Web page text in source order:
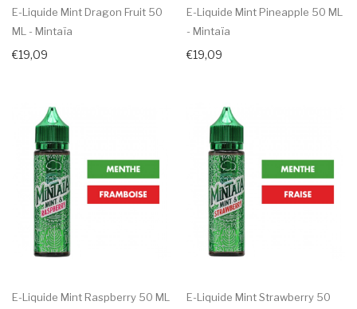
E-Liquide Mint Dragon Fruit 50
ML - Mintaïa
€19,09
E-Liquide Mint Pineapple 50 ML
- Mintaïa
€19,09
E-Liquide Mint Raspberry 50 ML
E-Liquide Mint Strawberry 50